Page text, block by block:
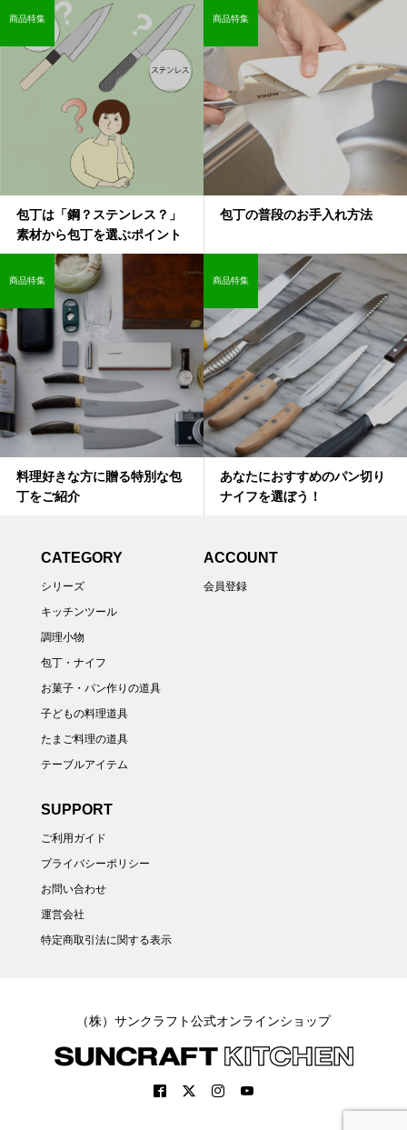
包丁は「鋼？ステンレス？」
素材から包丁を選ぶポイント
商品特集
包丁の普段のお手入れ方法
商品特集
料理好きな方に贈る特別な包
丁をご紹介
商品特集
あなたにおすすめのパン切り
ナイフを選ぼう！
商品特集
CATEGORY
シリーズ
キッチンツール
調理小物
包丁・ナイフ
お菓子・パン作りの道具
子どもの料理道具
たまご料理の道具
テーブルアイテム
ACCOUNT
会員登録
SUPPORT
ご利用ガイド
プライバシーポリシー
お問い合わせ
運営会社
特定商取引法に関する表示
（株）サンクラフト公式オンラインショップ